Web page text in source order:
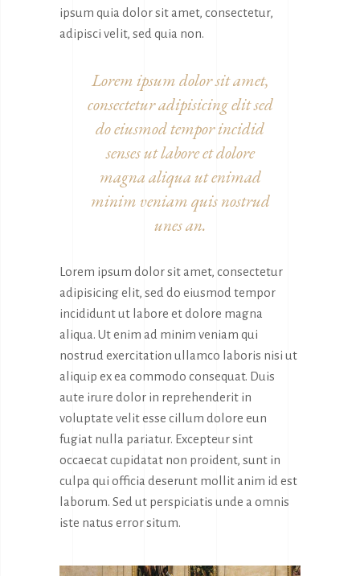
ipsum quia dolor sit amet, consectetur,
adipisci velit, sed quia non.
Lorem ipsum dolor sit amet,
consectetur adipisicing elit sed
do eiusmod tempor incidid
senses ut labore et dolore
magna aliqua ut enimad
minim veniam quis nostrud
unes an.
Lorem ipsum dolor sit amet, consectetur
adipisicing elit, sed do eiusmod tempor
incididunt ut labore et dolore magna
aliqua. Ut enim ad minim veniam qui
nostrud exercitation ullamco laboris nisi ut
aliquip ex ea commodo consequat. Duis
aute irure dolor in reprehenderit in
voluptate velit esse cillum dolore eun
fugiat nulla pariatur. Excepteur sint
occaecat cupidatat non proident, sunt in
culpa qui officia deserunt mollit anim id est
laborum. Sed ut perspiciatis unde a omnis
iste natus error situm.